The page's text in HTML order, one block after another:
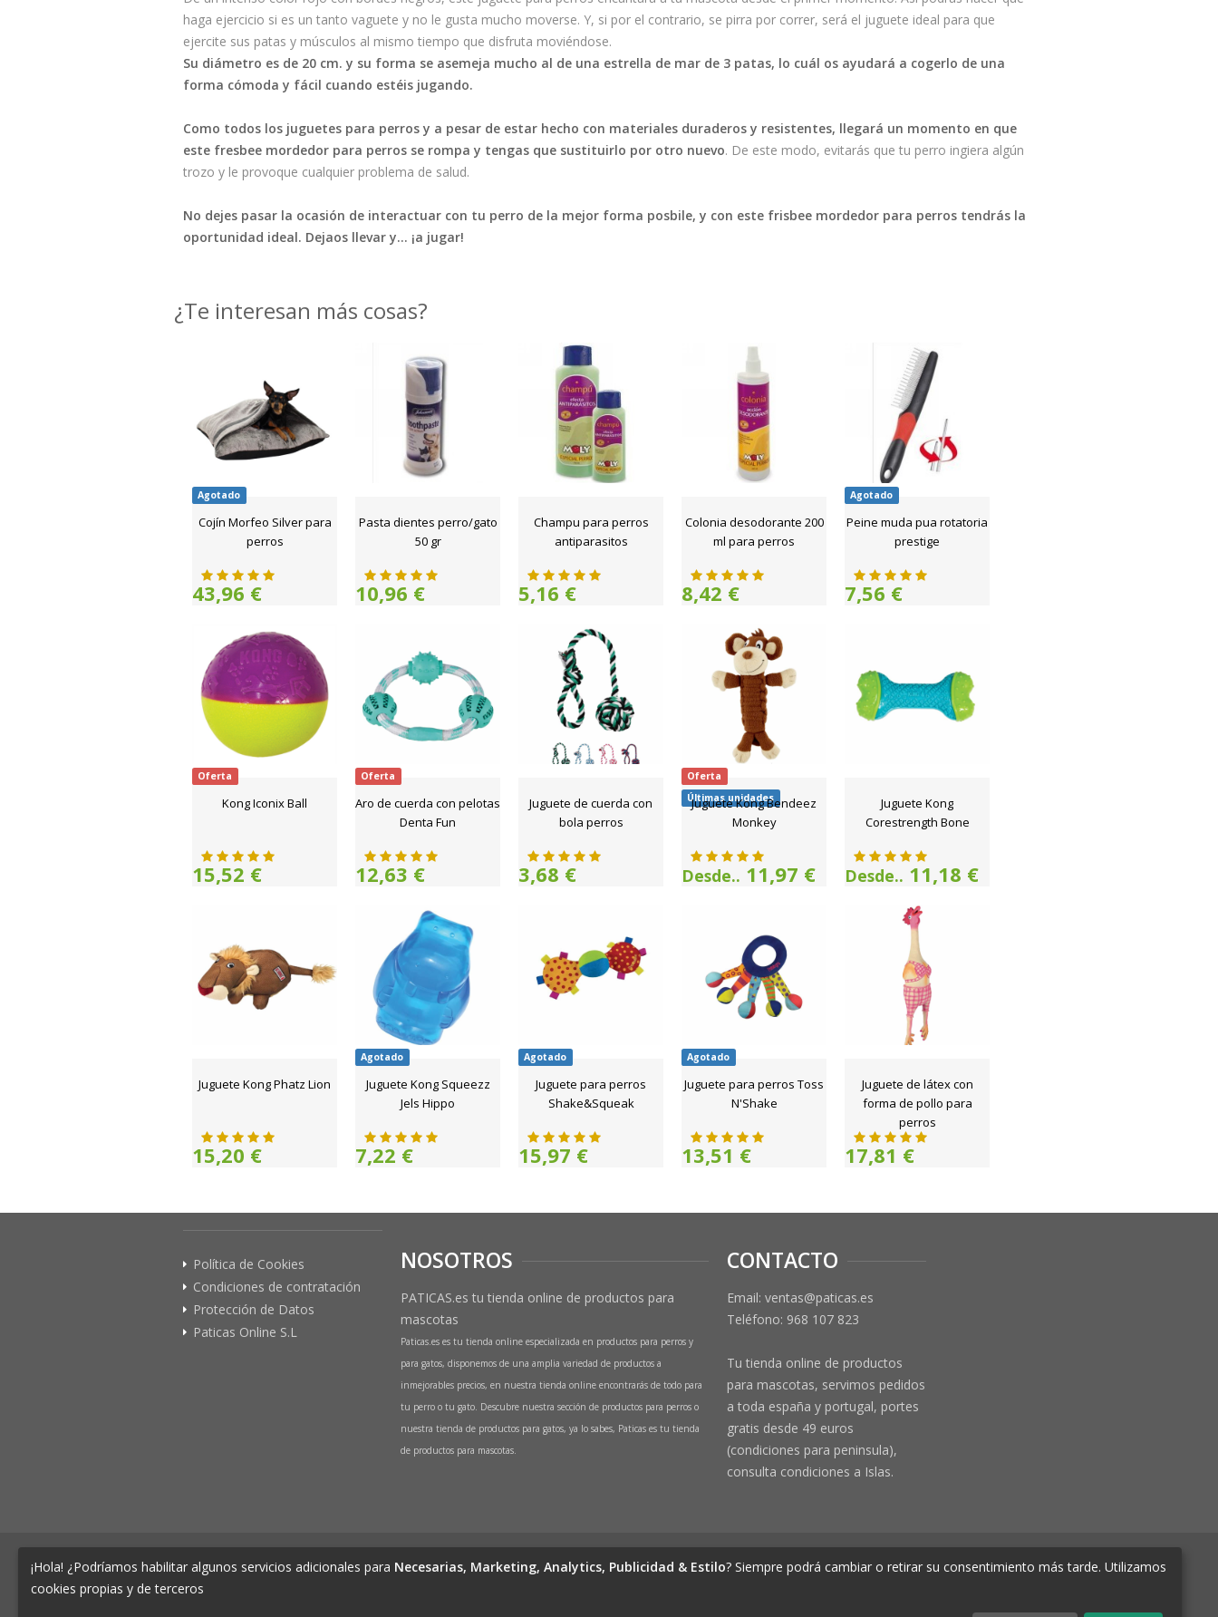
haga ejercicio si es un tanto vaguete y no le gusta mucho moverse. Y, si por el contrario, se pirra por correr, será el juguete ideal para que
ejercite sus patas y músculos al mismo tiempo que disfruta moviéndose.
Su diámetro es de 20 cm. y su forma se asemeja mucho al de una estrella de mar de 3 patas, lo cuál os ayudará a cogerlo de una
forma cómoda y fácil cuando estéis jugando.
Como todos los juguetes para perros y a pesar de estar hecho con materiales duraderos y resistentes, llegará un momento en que
este fresbee mordedor para perros se rompa y tengas que sustituirlo por otro nuevo. De este modo, evitarás que tu perro ingiera algún
trozo y le provoque cualquier problema de salud.
No dejes pasar la ocasión de interactuar con tu perro de la mejor forma posbile, y con este frisbee mordedor para perros tendrás la
oportunidad ideal. Dejaos llevar y... ¡a jugar!
¿Te interesan más cosas?
Agotado
Cojín Morfeo Silver para
perros
43,96 €
Pasta dientes perro/gato
50 gr
10,96 €
Champu para perros
antiparasitos
5,16 €
Colonia desodorante 200
ml para perros
8,42 €
Agotado
Peine muda pua rotatoria
prestige
7,56 €
Oferta
Kong Iconix Ball
15,52 €
Oferta
Aro de cuerda con pelotas
Denta Fun
12,63 €
Juguete de cuerda con
bola perros
3,68 €
Oferta
Últimas unidades
Juguete Kong Bendeez
Monkey
Desde.. 11,97 €
Juguete Kong
Corestrength Bone
Desde.. 11,18 €
Juguete Kong Phatz Lion
15,20 €
Agotado
Juguete Kong Squeezz
Jels Hippo
7,22 €
Agotado
Juguete para perros
Shake&Squeak
15,97 €
Agotado
Juguete para perros Toss
N'Shake
13,51 €
Juguete de látex con
forma de pollo para
perros
17,81 €
Política de Cookies
Condiciones de contratación
Protección de Datos
Paticas Online S.L
NOSOTROS
PATICAS.es tu tienda online de productos para
mascotas
Paticas.es es tu tienda online especializada en productos para perros y
para gatos, disponemos de una amplia variedad de productos a
inmejorables precios, en nuestra tienda online encontrarás de todo para
tu perro o tu gato. Descubre nuestra sección de productos para perros o
nuestra tienda de productos para gatos, ya lo sabes, Paticas es tu tienda
de productos para mascotas.
CONTACTO
Email: ventas@paticas.es
Teléfono: 968 107 823
Tu tienda online de productos
para mascotas, servimos pedidos
a toda españa y portugal, portes
gratis desde 49 euros
(condiciones para peninsula),
consulta condiciones a Islas.
© 2026 PATICAS.es tu tienda online de productos para mascotas
¡Hola! ¿Podríamos habilitar algunos servicios adicionales para Necesarias, Marketing, Analytics, Publicidad & Estilo? Siempre podrá cambiar o retirar su consentimiento más tarde. Utilizamos
cookies propias y de terceros